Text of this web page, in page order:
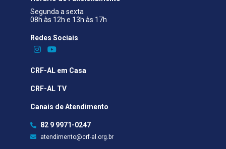
Segunda a sexta
08h às 12h e 13h às 17h
Redes Sociais​
CRF-AL em Casa
CRF-AL TV
Canais de Atendimento
82 9 9971-0247
atendimento@crf-al.org.br